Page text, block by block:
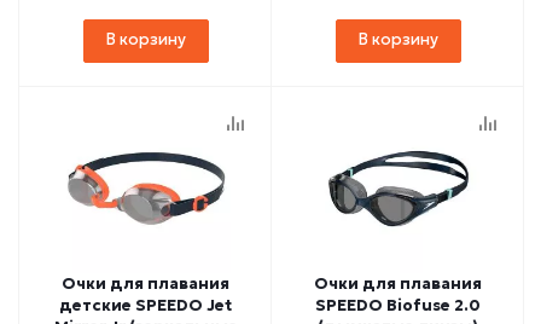
В корзину В корзину
Очки для плавания
детские SPEEDO Jet
Очки для плавания
SPEEDO Biofuse 2.0